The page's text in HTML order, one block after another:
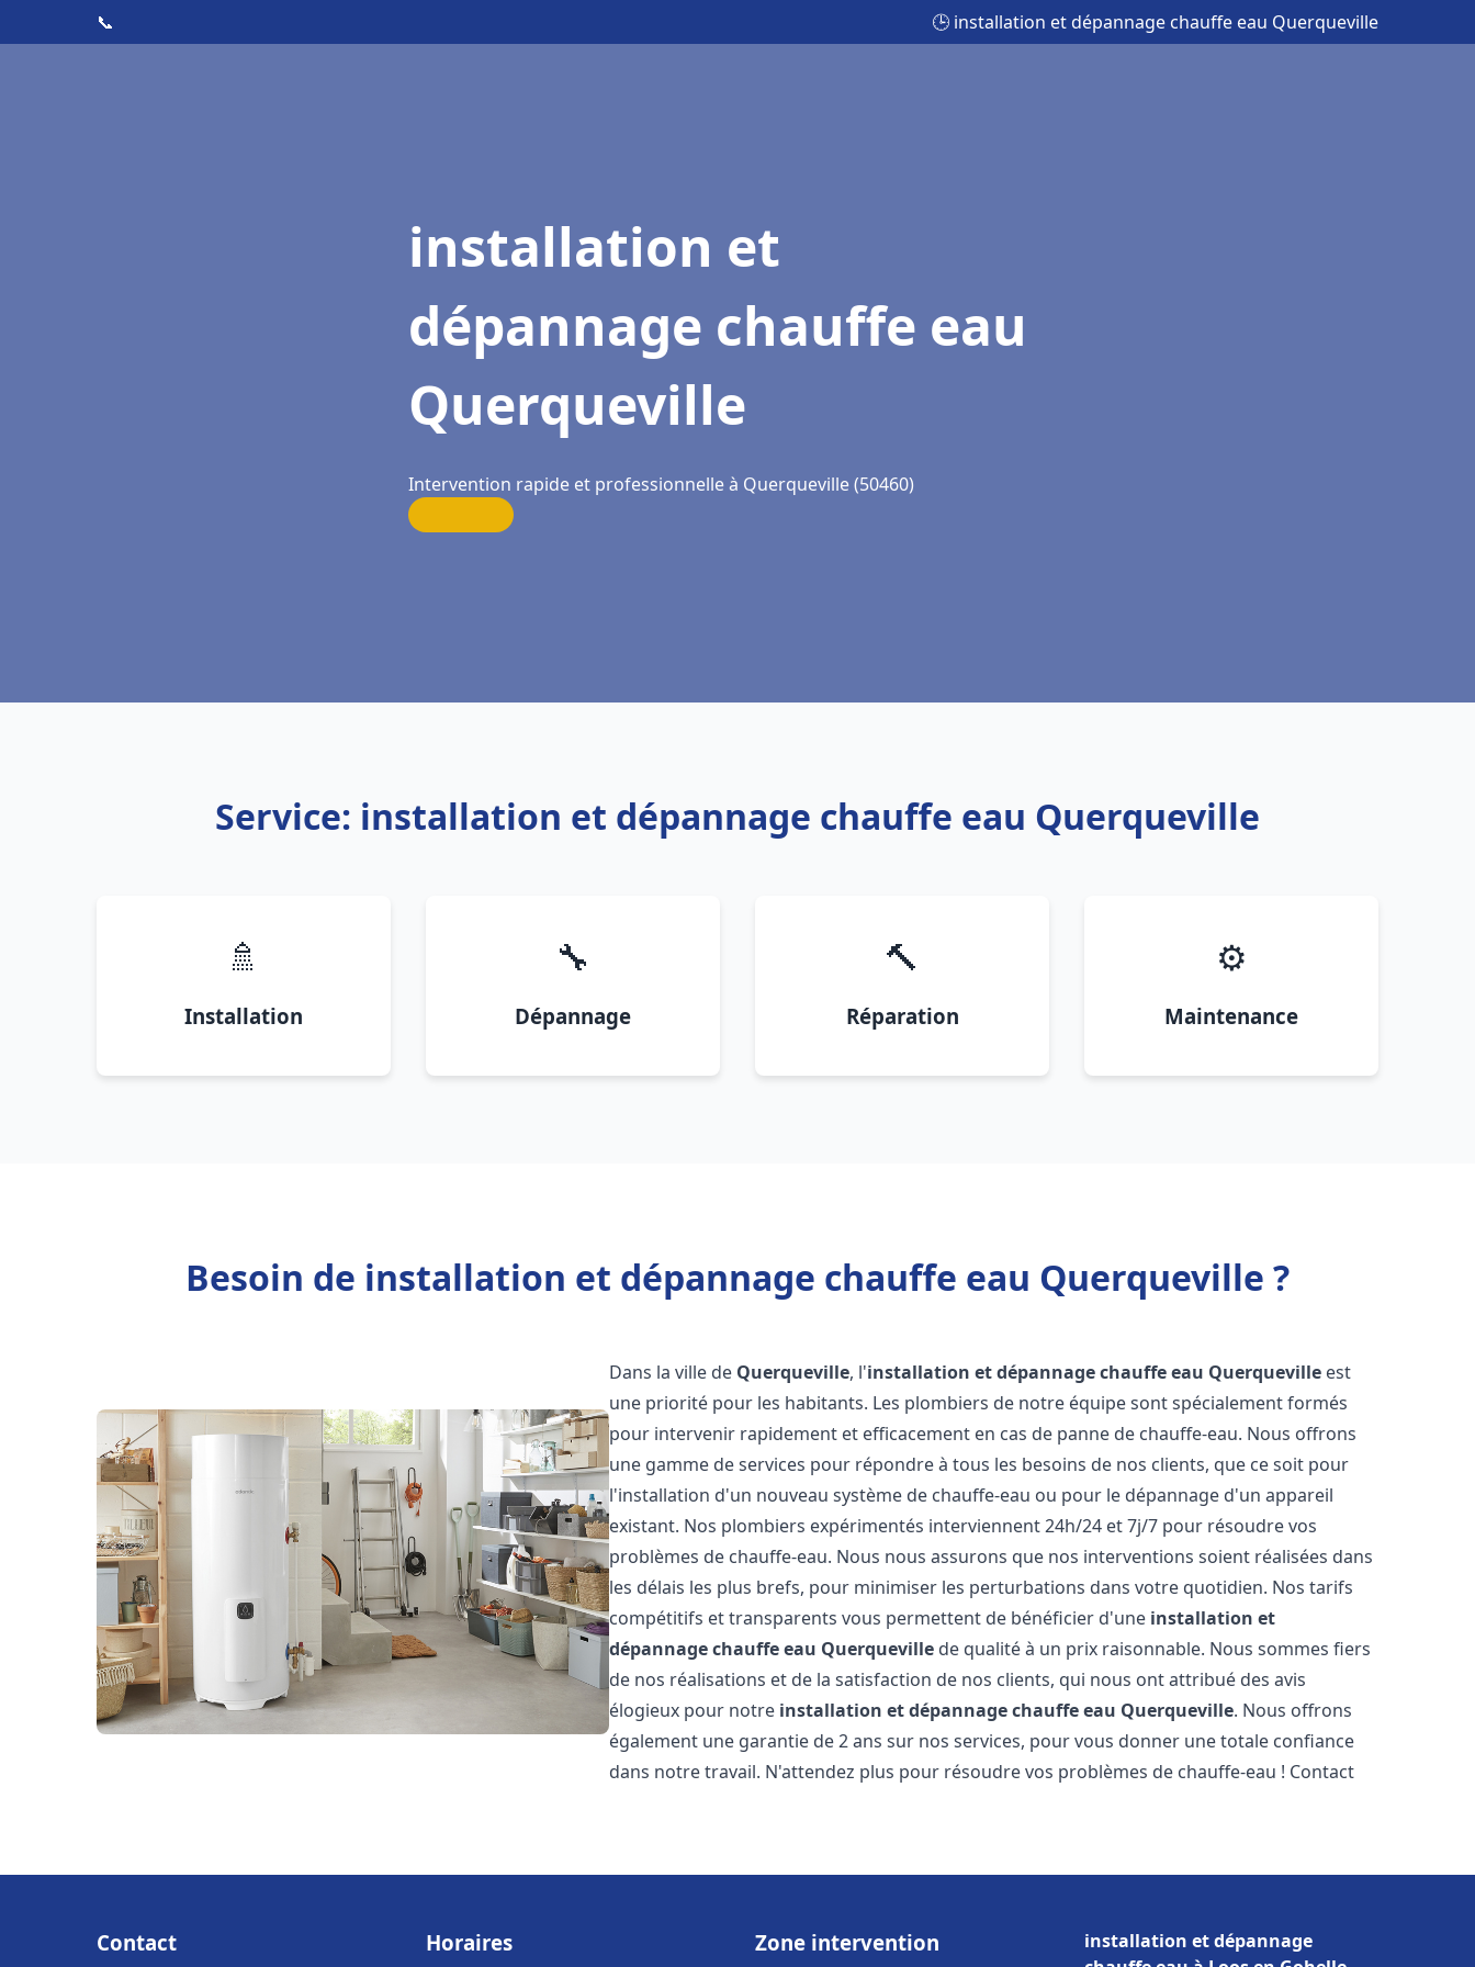
📞 🕒 installation et dépannage chauffe eau Querqueville
installation et
dépannage chauffe eau
Querqueville
Intervention rapide et professionnelle à Querqueville (50460)
Service: installation et dépannage chauffe eau Querqueville
🚿
Installation
🔧
Dépannage
🔨
Réparation
⚙️
Maintenance
Besoin de installation et dépannage chauffe eau Querqueville ?
Dans la ville de Querqueville, l'installation et dépannage chauffe eau Querqueville est
une priorité pour les habitants. Les plombiers de notre équipe sont spécialement formés
pour intervenir rapidement et efficacement en cas de panne de chauffe-eau. Nous offrons
une gamme de services pour répondre à tous les besoins de nos clients, que ce soit pour
l'installation d'un nouveau système de chauffe-eau ou pour le dépannage d'un appareil
existant. Nos plombiers expérimentés interviennent 24h/24 et 7j/7 pour résoudre vos
problèmes de chauffe-eau. Nous nous assurons que nos interventions soient réalisées dans
les délais les plus brefs, pour minimiser les perturbations dans votre quotidien. Nos tarifs
compétitifs et transparents vous permettent de bénéficier d'une installation et
dépannage chauffe eau Querqueville de qualité à un prix raisonnable. Nous sommes fiers
de nos réalisations et de la satisfaction de nos clients, qui nous ont attribué des avis
élogieux pour notre installation et dépannage chauffe eau Querqueville. Nous offrons
également une garantie de 2 ans sur nos services, pour vous donner une totale confiance
dans notre travail. N'attendez plus pour résoudre vos problèmes de chauffe-eau ! Contact
Contact Horaires Zone intervention
installation et dépannage